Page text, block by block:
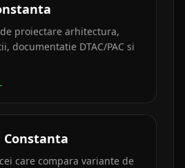
proiectare arhitectura,
documentatie DTAC/PAC si
Constanta
care compara variante de